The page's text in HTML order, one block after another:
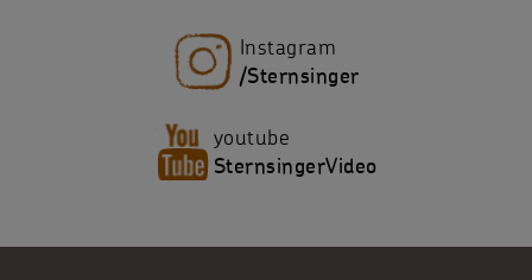
Instagram
/Sternsinger
youtube
SternsingerVideo